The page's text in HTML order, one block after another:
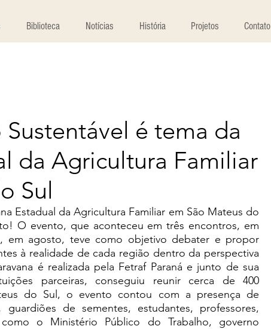
Biblioteca Notícias História Projetos Contato
é tema da
da Agricultura Familiar
Sul
Estadual da Agricultura Familiar em São Mateus do
O evento, que aconteceu em três encontros, em
em agosto, teve como objetivo debater e propor
à realidade de cada região dentro da perspectiva
é realizada pela Fetraf Paraná e junto de sua
parceiras, conseguiu reunir cerca de 400
do Sul, o evento contou com a presença de
guardiões de sementes, estudantes, professores,
como o Ministério Público do Trabalho, governo